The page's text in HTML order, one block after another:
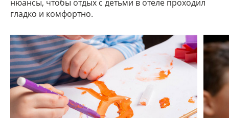
нюансы, чтобы отдых с детьми в отеле проходил
гладко и комфортно.